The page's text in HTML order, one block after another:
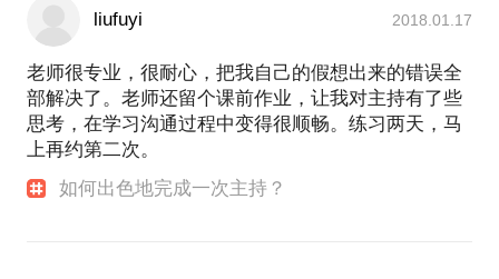
liufuyi 2018.01.17
老师很专业，很耐心，把我自己的假想出来的错误全
部解决了。老师还留个课前作业，让我对主持有了些
思考，在学习沟通过程中变得很顺畅。练习两天，马
上再约第二次。
如何出色地完成一次主持？